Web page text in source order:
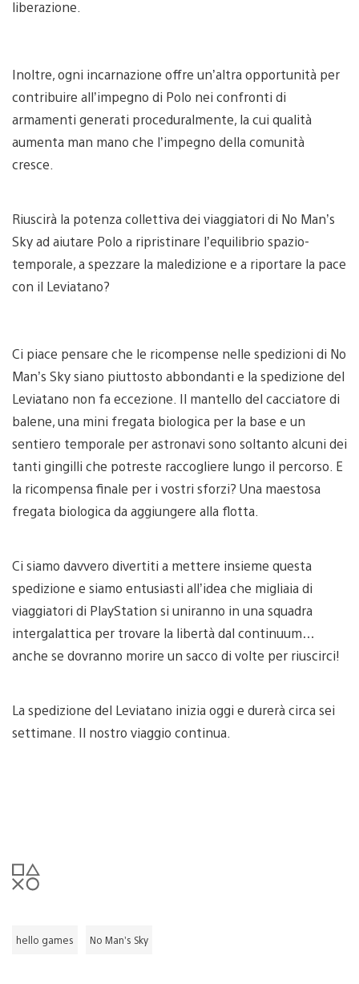
liberazione.
Inoltre, ogni incarnazione offre un’altra opportunità per
contribuire all’impegno di Polo nei confronti di
armamenti generati proceduralmente, la cui qualità
aumenta man mano che l’impegno della comunità
cresce.
Riuscirà la potenza collettiva dei viaggiatori di No Man’s
Sky ad aiutare Polo a ripristinare l’equilibrio spazio-
temporale, a spezzare la maledizione e a riportare la pace
con il Leviatano?
Ci piace pensare che le ricompense nelle spedizioni di No
Man’s Sky siano piuttosto abbondanti e la spedizione del
Leviatano non fa eccezione. Il mantello del cacciatore di
balene, una mini fregata biologica per la base e un
sentiero temporale per astronavi sono soltanto alcuni dei
tanti gingilli che potreste raccogliere lungo il percorso. E
la ricompensa finale per i vostri sforzi? Una maestosa
fregata biologica da aggiungere alla flotta.
Ci siamo davvero divertiti a mettere insieme questa
spedizione e siamo entusiasti all’idea che migliaia di
viaggiatori di PlayStation si uniranno in una squadra
intergalattica per trovare la libertà dal continuum…
anche se dovranno morire un sacco di volte per riuscirci!
La spedizione del Leviatano inizia oggi e durerà circa sei
settimane. Il nostro viaggio continua.
hello games No Man’s Sky